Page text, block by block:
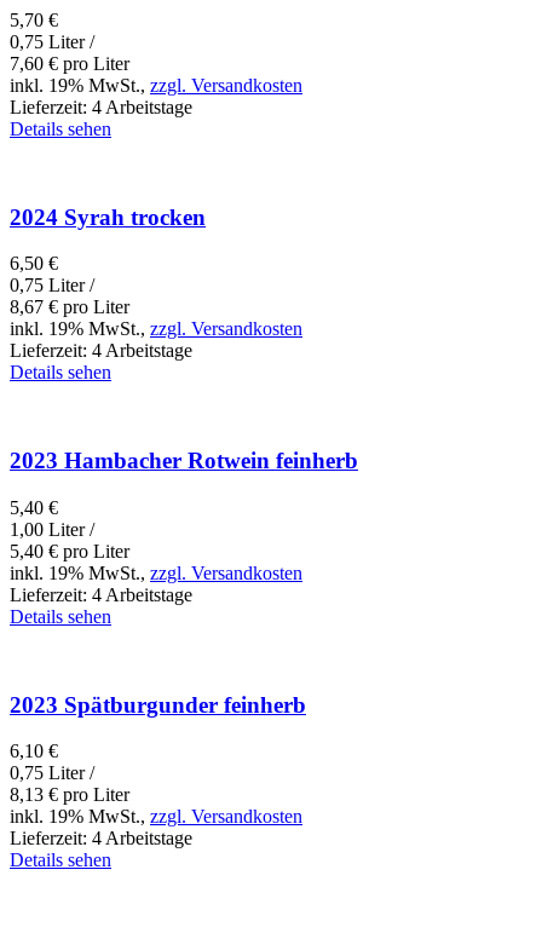
5,70 €
0,75 Liter /
7,60 € pro Liter
inkl. 19% MwSt., zzgl. Versandkosten
Lieferzeit: 4 Arbeitstage
Details sehen
2024 Syrah trocken
6,50 €
0,75 Liter /
8,67 € pro Liter
inkl. 19% MwSt., zzgl. Versandkosten
Lieferzeit: 4 Arbeitstage
Details sehen
2023 Hambacher Rotwein feinherb
5,40 €
1,00 Liter /
5,40 € pro Liter
inkl. 19% MwSt., zzgl. Versandkosten
Lieferzeit: 4 Arbeitstage
Details sehen
2023 Spätburgunder feinherb
6,10 €
0,75 Liter /
8,13 € pro Liter
inkl. 19% MwSt., zzgl. Versandkosten
Lieferzeit: 4 Arbeitstage
Details sehen